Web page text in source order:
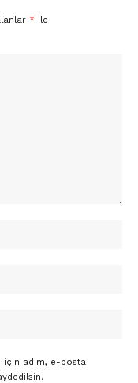
* ile
için adım, e-posta